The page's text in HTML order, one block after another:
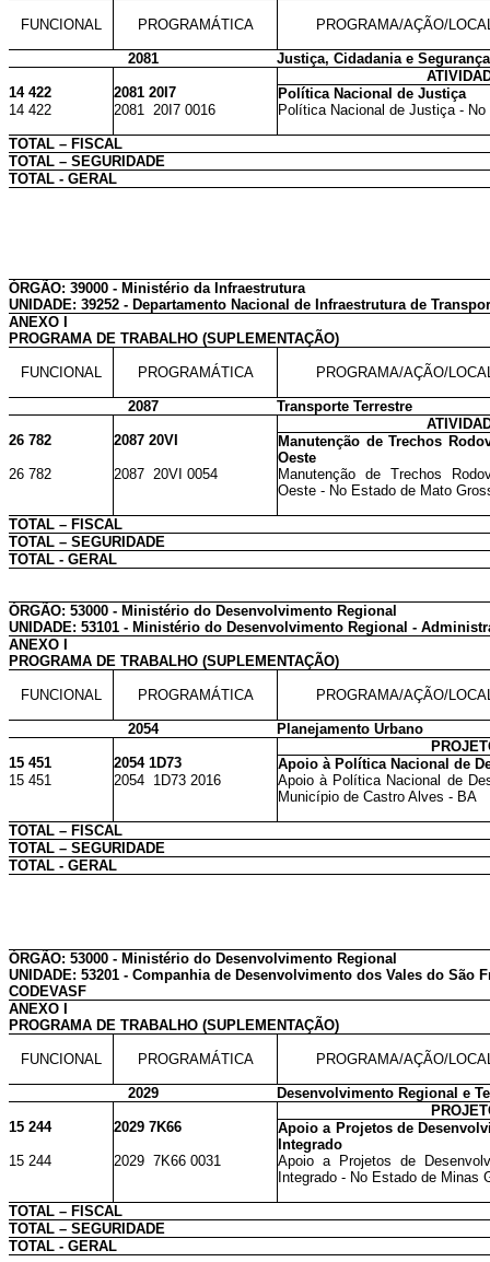
FUNCIONAL PROGRAMÁTICA PROGRAMA/AÇÃO/
2081
Justiça, Cidadania e
14 422
2081 20I7
Política Nacional de Justiça
14 422
2081 20I7 0016 Política Nacional de Justiça - No
TOTAL – FISCAL
TOTAL – SEGURIDADE
TOTAL - GERAL
ÓRGÃO: 39000 - Ministério da Infraestrutura
UNIDADE: 39252 - Departamento Nacional de Infraestrutura de
ANEXO I
PROGRAMA DE TRABALHO (SUPLEMENTAÇÃO)
FUNCIONAL PROGRAMÁTICA PROGRAMA/AÇÃO/
2087
Transporte Terrestre
26 782
2087 20VI
Manutenção de Trechos
Oeste
26 782
2087 20VI 0054
Manutenção de Trechos
Oeste - No Estado de Mato
TOTAL – FISCAL
TOTAL – SEGURIDADE
TOTAL - GERAL
ÓRGÃO: 53000 - Ministério do Desenvolvimento Regional
UNIDADE: 53101 - Ministério do Desenvolvimento Regional -
ANEXO I
PROGRAMA DE TRABALHO (SUPLEMENTAÇÃO)
FUNCIONAL PROGRAMÁTICA PROGRAMA/AÇÃO/
2054
Planejamento Urbano
15 451
2054 1D73
Apoio à Política Nacional de
15 451
2054 1D73 2016
Apoio à Política Nacional de
Município de Castro Alves - BA
TOTAL – FISCAL
TOTAL – SEGURIDADE
TOTAL - GERAL
ÓRGÃO: 53000 - Ministério do Desenvolvimento Regional
UNIDADE: 53201 - Companhia de Desenvolvimento dos Vales do São
CODEVASF
ANEXO I
PROGRAMA DE TRABALHO (SUPLEMENTAÇÃO)
FUNCIONAL PROGRAMÁTICA PROGRAMA/AÇÃO/
2029
Desenvolvimento Regional e
15 244
2029 7K66
Apoio a Projetos de
Integrado
15 244
2029 7K66 0031
Apoio a Projetos de
Integrado - No Estado de Minas
TOTAL – FISCAL
TOTAL – SEGURIDADE
TOTAL - GERAL